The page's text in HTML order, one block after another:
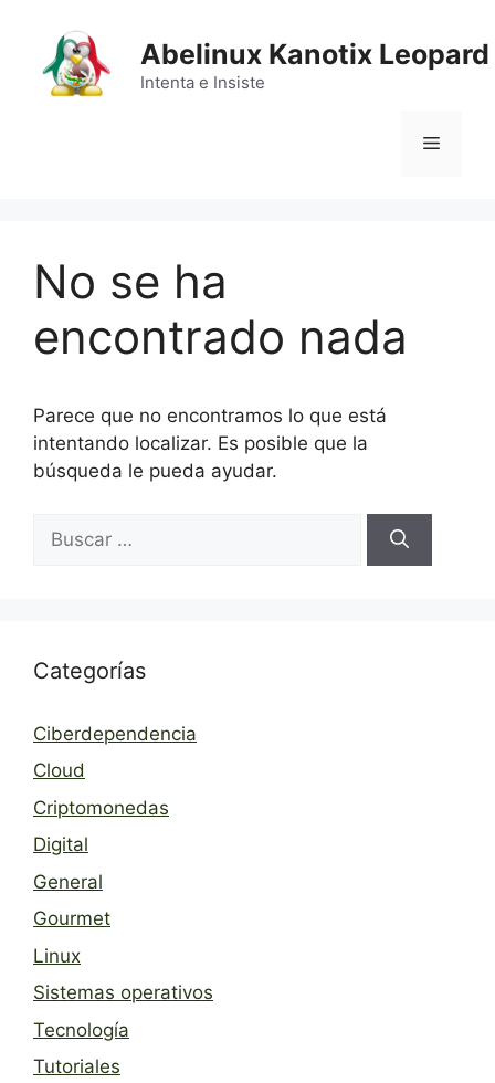
contenido
Abelinux Kanotix Leopard
Intenta e Insiste
Menú
No se ha
encontrado nada
Parece que no encontramos lo que está
intentando localizar. Es posible que la
búsqueda le pueda ayudar.
Categorías
Ciberdependencia
Cloud
Criptomonedas
Digital
General
Gourmet
Linux
Sistemas operativos
Tecnología
Tutoriales